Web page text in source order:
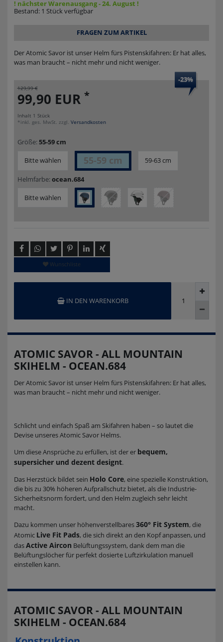
! nächster Warenausgang - 24. August !
Bestand: 1 Stück verfügbar
FRAGEN ZUM ARTIKEL
Der Atomic Savor ist unser Helm fürs Pistenskifahren: Er hat alles,
was man braucht – nicht mehr und nicht weniger.
-23%
129,99 €
99,90 EUR *
Inhalt 1 Stück
*inkl. ges. MwSt. zzgl. Versandkosten
Größe:55-59 cm
Bitte wählen 55-59 cm 59-63 cm
Helmfarbe:ocean.684
Bitte wählen
Wunschliste
IN DEN WARENKORB
ATOMIC SAVOR - ALL MOUNTAIN
SKIHELM - OCEAN.684
Der Atomic Savor ist unser Helm fürs Pistenskifahren: Er hat alles,
was man braucht – nicht mehr und nicht weniger.
Schlicht und einfach Spaß am Skifahren haben – so lautet die
Devise unseres Atomic Savor Helms.
Um diese Ansprüche zu erfüllen, ist der er bequem,
supersicher und dezent designt.
Das Herzstück bildet sein Holo Core, eine spezielle Konstruktion,
die bis zu 30% höheren Aufprallschutz bietet, als die Industrie-
Sicherheitsnorm fordert, und den Helm zugleich sehr leicht
macht.
Dazu kommen unser höhenverstellbares360° Fit System, die
Atomic Live Fit Pads, die sich direkt an den Kopf anpassen, und
dasActive Aircon Belüftungssystem, dank dem man die
Belüftungslöcher für perfekt dosierte Luftzirkulation manuell
einstellen kann.
ATOMIC SAVOR - ALL MOUNTAIN
SKIHELM - OCEAN.684